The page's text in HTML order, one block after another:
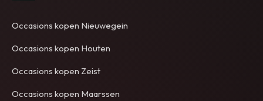
Occasions kopen Nieuwegein
Occasions kopen Houten
Occasions kopen Zeist
Occasions kopen Maarssen